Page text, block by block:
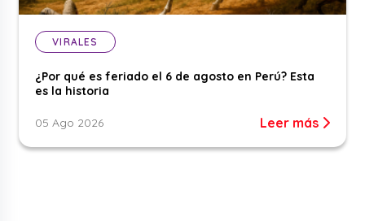
VIRALES
¿Por qué es feriado el 6 de agosto en Perú? Esta
es la historia
05 Ago 2026 Leer más